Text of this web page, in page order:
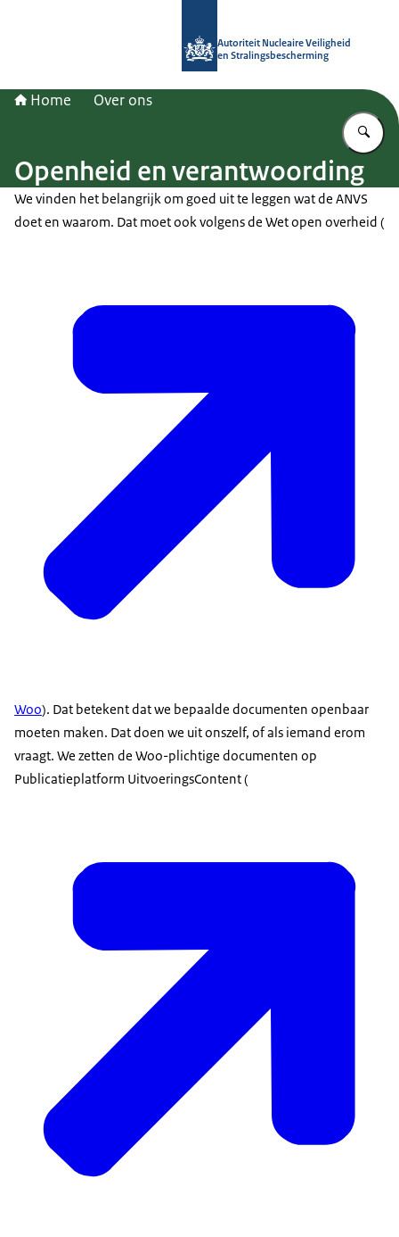
Autoriteit Nucleaire Veiligheid
en Stralingsbescherming
Home Over ons
Openheid en verantwoording
We vinden het belangrijk om goed uit te leggen wat de ANVS
doet en waarom. Dat moet ook volgens de Wet open overheid (
Woo). Dat betekent dat we bepaalde documenten openbaar
moeten maken. Dat doen we uit onszelf, of als iemand erom
vraagt. We zetten de Woo-plichtige documenten op
Publicatieplatform UitvoeringsContent (